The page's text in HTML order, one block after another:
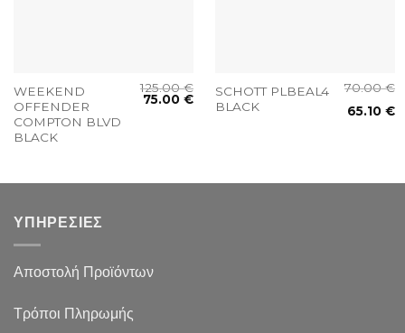
WEEKEND
OFFENDER
COMPTON BLVD
BLACK
125.00€
75.00€
SCHOTT PLBEAL4
BLACK
70.00€
65.10€
ΥΠΗΡΕΣΙΕΣ
Αποστολή Προϊόντων
Τρόποι Πληρωμής